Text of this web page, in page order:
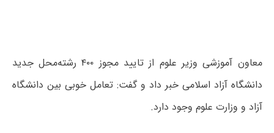
معاون آموزشی وزیر علوم از تایید مجوز ۴۰۰ رشته‌محل جدید
دانشگاه آزاد اسلامی خبر داد و گفت: تعامل خوبی بین دانشگاه
آزاد و وزارت علوم وجود دارد.